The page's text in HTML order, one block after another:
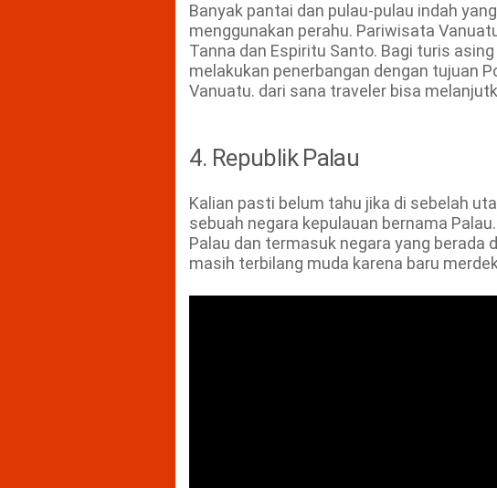
Banyak pantai dan pulau-pulau indah
menggunakan perahu. Pariwisata
Tanna dan Espiritu Santo. Bagi turis
melakukan penerbangan dengan tujuan
Vanuatu. dari sana traveler bisa
4. Republik Palau
Kalian pasti belum tahu jika di sebelah
sebuah negara kepulauan bernama
Palau dan termasuk negara yang berada
masih terbilang muda karena baru